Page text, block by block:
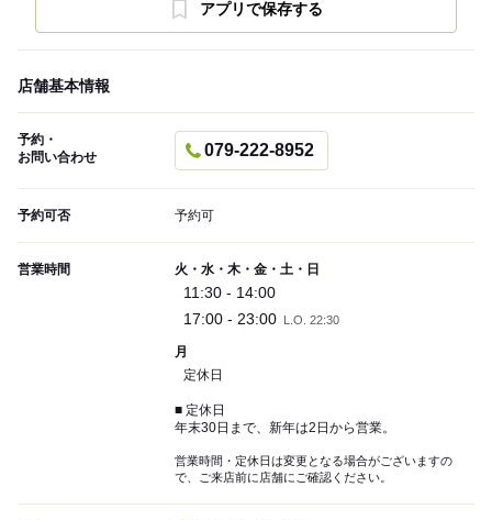
アプリで保存する
店舗基本情報
予約・
お問い合わせ
079-222-8952
予約可否 予約可
営業時間 火・水・木・金・土・日
11:30 - 14:00
17:00 - 23:00
L.O. 22:30
月
定休日
■ 定休日
年末30日まで、新年は2日から営業。
営業時間・定休日は変更となる場合がございますの
で、ご来店前に店舗にご確認ください。